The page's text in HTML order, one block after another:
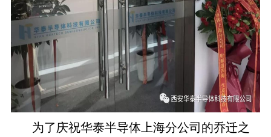
为了庆祝华泰半导体上海分公司的乔迁之